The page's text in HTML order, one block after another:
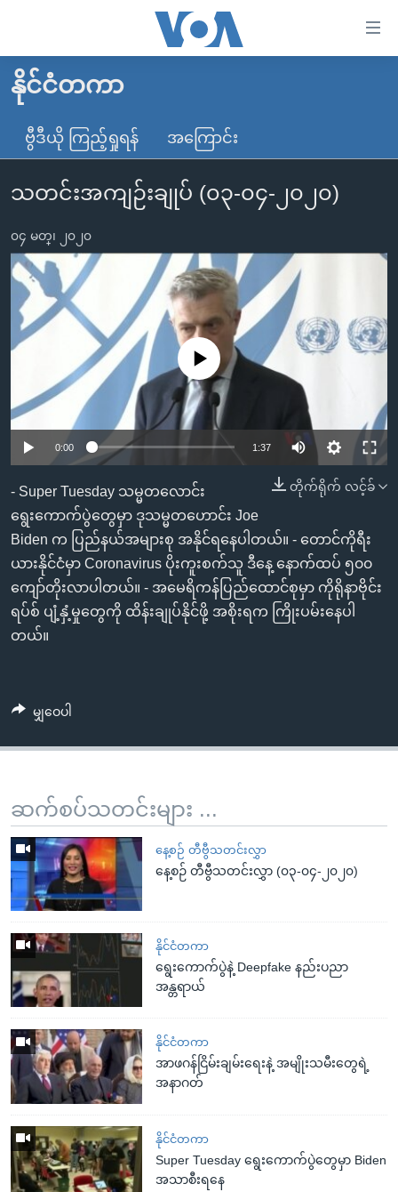
လွယ်ကူ
စေ
သည့်
များ
ပင်မ
အကြောင်းအရာ
သို့
ကျော်
ကြည့်
ရန်
ညွန်း
စာမျက်နှာ
ကျော်
ကြည့်
ရန်
ရှာဖွေ
ရန်
နေရာ
သို့
မူလစာမျက်နှာ
မြန်မာ
ကမ္ဘာ့သတင်းများ
နိုင်ငံတကာ
တရုတ်
အစ္စရေး-ပါလက်စတိုင်း
ဗွီဒီယို
ရပ်ဝန်းတခု လမ်းတခု အလွန်
အင်္ဂလိပ်စာလေ့လာမယ်
အမေရိကန်သုံးအီဒီယံ
မကြေးမုံရဲ့ အင်္ဂလိပ်စာ
ရုပ်ရှင်ထဲက အင်္ဂလိပ်စာ
သုတပဒေသာ အင်္ဂလိပ်စာ
အပတ်စဉ်ကဏ္ဍများ
ရေဒီယိုနှင့်ရုပ်သံ အချက်အလက်များ
ရေဒီယို/တီဗွီအစီအစဉ်
Learning English
ဘာသာစကားများ
နိုင်ငံတကာ
ဗွီဒီယို ကြည့်ရှုရန် အကြောင်း
သတင်းအကျဉ်းချုပ် (၀၃-၀၄-၂၀၂၀)
၀၄ မတ္၊ ၂၀၂၀
No media source currently available
0:00 1:37
တိုက်ရိုက် လင့်ခ်
- Super Tuesday သမ္မတလောင်း
ရွေးကောက်ပွဲတွေမှာ ဒုသမ္မတဟောင်း Joe
Biden က ပြည်နယ်အများစု အနိုင်ရနေပါတယ်။ - တောင်ကိုရီး
ယားနိုင်ငံမှာ Coronavirus ပိုးကူးစက်သူ ဒီနေ့ နောက်ထပ် ၅၀၀
ကျော်တိုးလာပါတယ်။ - အမေရိကန်ပြည်ထောင်စုမှာ ကိုရိုနာဗိုင်း
ရပ်စ် ပျံ့နှံ့မှုတွေကို ထိန်းချုပ်နိုင်ဖို့ အစိုးရက ကြိုးပမ်းနေပါ
တယ်။
မျှဝေပါ
ဆက်စပ်သတင်းများ ...
နေ့စဉ် တီဗွီသတင်းလွှာ
နေ့စဉ် တီဗွီသတင်းလွှာ (၀၃-၀၄-၂၀၂၀)
နိုင်ငံတကာ
ရွေးကောက်ပွဲနဲ့ Deepfake နည်းပညာ
အန္တရာယ်
နိုင်ငံတကာ
အာဖဂန်ငြိမ်းချမ်းရေးနဲ့ အမျိုးသမီးတွေရဲ့
အနာဂတ်
နိုင်ငံတကာ
Super Tuesday ရွေးကောက်ပွဲတွေမှာ Biden
အသာစီးရနေ